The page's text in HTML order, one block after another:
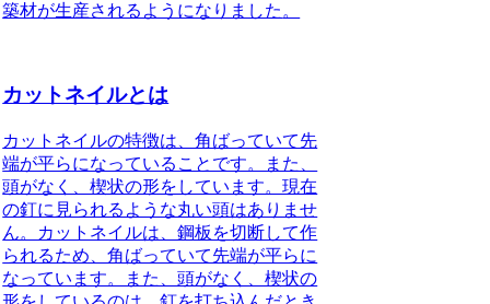
築材が生産されるようになりました 。
カットネイルとは
カットネイルの特徴は、角ばっていて先
端が平らになっていることです。また、
頭がなく、楔状の形をしています。現在
の釘に見られるような丸い頭はありませ
ん。カットネイルは、鋼板を切断して作
られるため、角ばっていて先端が平らに
なっています。また、頭がなく、楔状の